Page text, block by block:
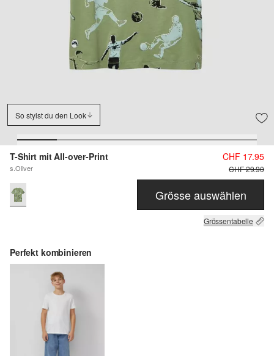
So stylst du den Look
T-Shirt mit All-over-Print
s.Oliver
CHF 17.95
CHF 29.90
Grösse auswählen
Grössentabelle
Perfekt kombinieren